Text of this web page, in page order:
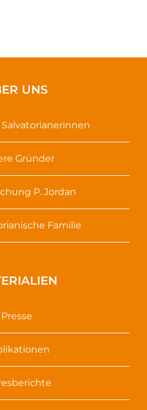
UNS
Gründer
P. Jordan
Familie
Presse